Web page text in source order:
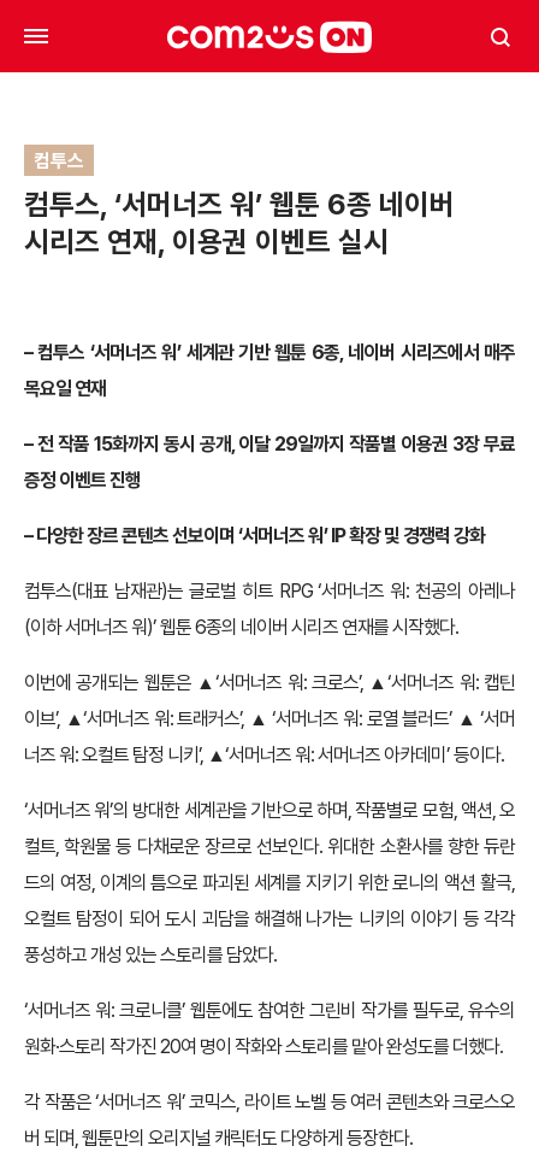
컴투스
컴투스, ‘서머너즈 워’ 웹툰 6종 네이버
시리즈 연재, 이용권 이벤트 실시
– 컴투스 ‘서머너즈 워’ 세계관 기반 웹툰 6종, 네이버 시리즈에서 매주
목요일 연재
– 전 작품 15화까지 동시 공개, 이달 29일까지 작품별 이용권 3장 무료
증정 이벤트 진행
– 다양한 장르 콘텐츠 선보이며 ‘서머너즈 워’ IP 확장 및 경쟁력 강화
컴투스(대표 남재관)는 글로벌 히트 RPG ‘서머너즈 워: 천공의 아레나
(이하 서머너즈 워)’ 웹툰 6종의 네이버 시리즈 연재를 시작했다.
이번에 공개되는 웹툰은 ▲‘서머너즈 워: 크로스’, ▲‘서머너즈 워: 캡틴
이브’, ▲‘서머너즈 워: 트래커스’, ▲ ‘서머너즈 워: 로열 블러드’ ▲ ‘서머
너즈 워: 오컬트 탐정 니키’, ▲‘서머너즈 워: 서머너즈 아카데미’ 등이다.
‘서머너즈 워’의 방대한 세계관을 기반으로 하며, 작품별로 모험, 액션, 오
컬트, 학원물 등 다채로운 장르로 선보인다. 위대한 소환사를 향한 듀란
드의 여정, 이계의 틈으로 파괴된 세계를 지키기 위한 로니의 액션 활극,
오컬트 탐정이 되어 도시 괴담을 해결해 나가는 니키의 이야기 등 각각
풍성하고 개성 있는 스토리를 담았다.
‘서머너즈 워: 크로니클’ 웹툰에도 참여한 그린비 작가를 필두로, 유수의
원화·스토리 작가진 20여 명이 작화와 스토리를 맡아 완성도를 더했다.
각 작품은 ‘서머너즈 워’ 코믹스, 라이트 노벨 등 여러 콘텐츠와 크로스오
버 되며, 웹툰만의 오리지널 캐릭터도 다양하게 등장한다.